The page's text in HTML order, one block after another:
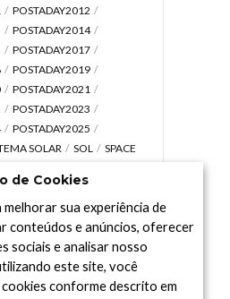
POSTADAY2012
POSTADAY2014
POSTADAY2017
POSTADAY2019
POSTADAY2021
POSTADAY2023
POSTADAY2025
SOLAR SOL
SPACE
de Cookies
sua experiência de
conteúdos e anúncios, oferecer
sociais e analisar nosso
este site, você
conforme descrito em